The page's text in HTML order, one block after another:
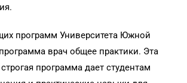
программ Университета Южной
врач общее практики. Эта
программа дает студентам